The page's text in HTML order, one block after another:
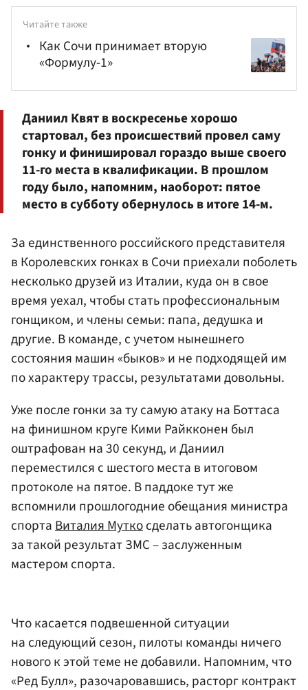
Читайте также
Как Сочи принимает вторую
«Формулу-1»
Даниил Квят в воскресенье хорошо
стартовал, без происшествий провел саму
гонку и финишировал гораздо выше своего
11-го места в квалификации. В прошлом
году было, напомним, наоборот: пятое
место в субботу обернулось в итоге 14-м.
За единственного российского представителя
в Королевских гонках в Сочи приехали поболеть
несколько друзей из Италии, куда он в свое
время уехал, чтобы стать профессиональным
гонщиком, и члены семьи: папа, дедушка и
другие. В команде, с учетом нынешнего
состояния машин «быков» и не подходящей им
по характеру трассы, результатами довольны.
Уже после гонки за ту самую атаку на Боттаса
на финишном круге Кими Райкконен был
оштрафован на 30 секунд, и Даниил
переместился с шестого места в итоговом
протоколе на пятое. В паддоке тут же
вспомнили прошлогодние обещания министра
спортаВиталия Муткосделать автогонщика
за такой результат ЗМС – заслуженным
мастером спорта.
Что касается подвешенной ситуации
на следующий сезон, пилоты команды ничего
нового к этой теме не добавили. Напомним, что
«Ред Булл», разочаровавшись, расторг контракт